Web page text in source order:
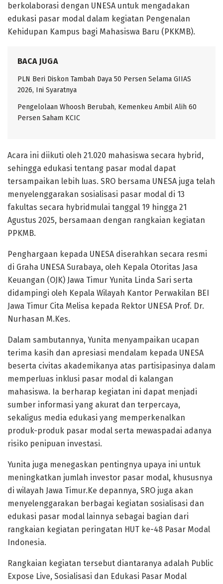
berkolaborasi dengan UNESA untuk mengadakan
edukasi pasar modal dalam kegiatan Pengenalan
Kehidupan Kampus bagi Mahasiswa Baru (PKKMB).
BACA JUGA
PLN Beri Diskon Tambah Daya 50 Persen Selama GIIAS
2026, Ini Syaratnya
Pengelolaan Whoosh Berubah, Kemenkeu Ambil Alih 60
Persen Saham KCIC
Acara ini diikuti oleh 21.020 mahasiswa secara hybrid,
sehingga edukasi tentang pasar modal dapat
tersampaikan lebih luas. SRO bersama UNESA juga telah
menyelenggarakan sosialisasi pasar modal di 13
fakultas secara hybridmulai tanggal 19 hingga 21
Agustus 2025, bersamaan dengan rangkaian kegiatan
PPKMB.
Penghargaan kepada UNESA diserahkan secara resmi
di Graha UNESA Surabaya, oleh Kepala Otoritas Jasa
Keuangan (OJK) Jawa Timur Yunita Linda Sari serta
didampingi oleh Kepala Wilayah Kantor Perwakilan BEI
Jawa Timur Cita Melisa kepada Rektor UNESA Prof. Dr.
Nurhasan M.Kes.
Dalam sambutannya, Yunita menyampaikan ucapan
terima kasih dan apresiasi mendalam kepada UNESA
beserta civitas akademikanya atas partisipasinya dalam
memperluas inklusi pasar modal di kalangan
mahasiswa. Ia berharap kegiatan ini dapat menjadi
sumber informasi yang akurat dan terpercaya,
sekaligus media edukasi yang memperkenalkan
produk-produk pasar modal serta mewaspadai adanya
risiko penipuan investasi.
Yunita juga menegaskan pentingnya upaya ini untuk
meningkatkan jumlah investor pasar modal, khususnya
di wilayah Jawa Timur.Ke depannya, SRO juga akan
menyelenggarakan berbagai kegiatan sosialisasi dan
edukasi pasar modal lainnya sebagai bagian dari
rangkaian kegiatan peringatan HUT ke-48 Pasar Modal
Indonesia.
Rangkaian kegiatan tersebut diantaranya adalah Public
Expose Live, Sosialisasi dan Edukasi Pasar Modal